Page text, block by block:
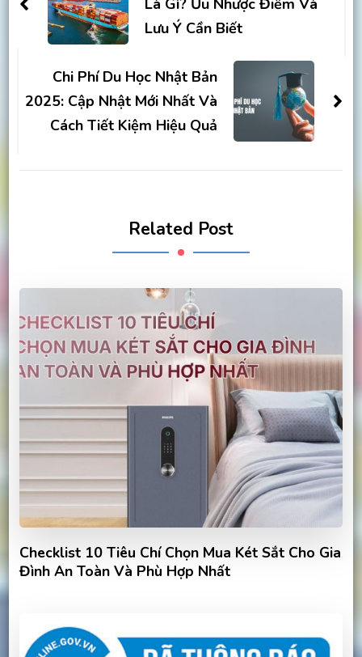
Là Gì? Ưu Nhược Điểm Và
Lưu Ý Cần Biết
Chi Phí Du Học Nhật Bản
2025: Cập Nhật Mới Nhất Và
Cách Tiết Kiệm Hiệu Quả
Related Post
Checklist 10 Tiêu Chí Chọn Mua Két Sắt Cho Gia
Đình An Toàn Và Phù Hợp Nhất